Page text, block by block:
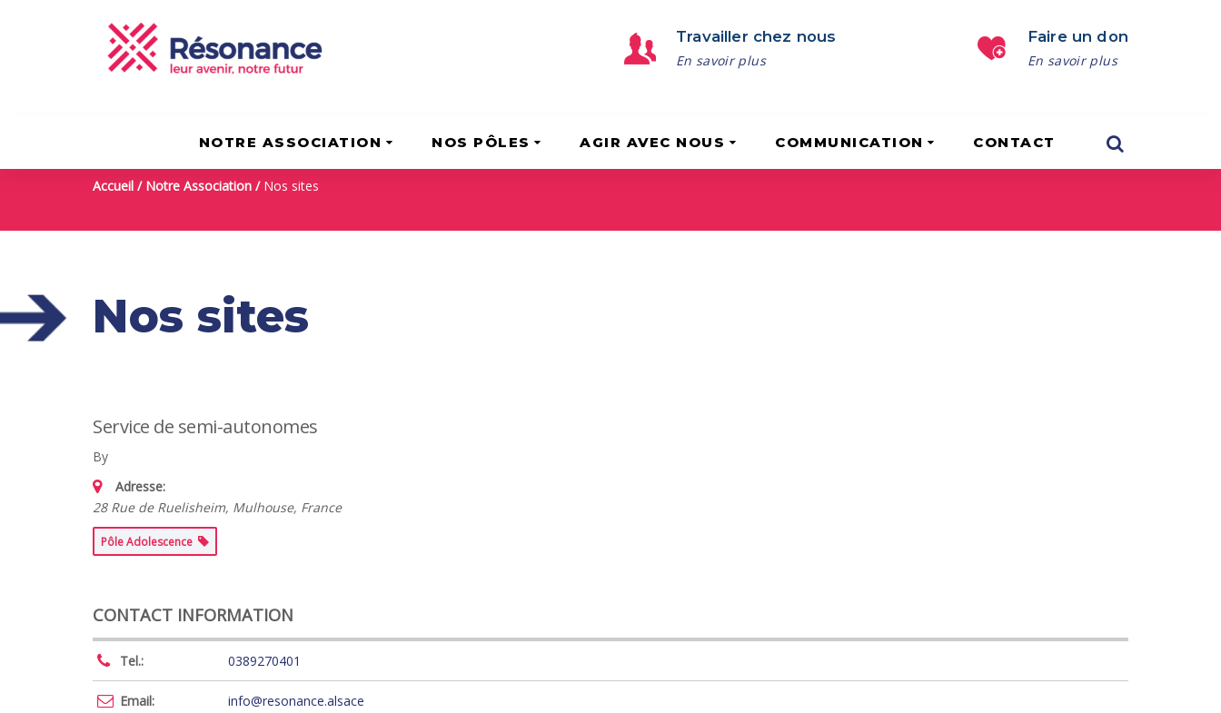
Travailler chez nous
En savoir plus
Faire un don
En savoir plus
NOTRE ASSOCIATION NOS PÔLES AGIR AVEC NOUS COMMUNICATION CONTACT
Accueil / Notre Association / Nos sites
Nos sites
Service de semi-autonomes
By
Adresse:
28 Rue de Ruelisheim, Mulhouse, France
Pôle Adolescence
CONTACT INFORMATION
Tel.: 0389270401
Email: info@resonance.alsace